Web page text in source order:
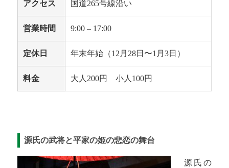
アクセス 国道265号線沿い
営業時間 9:00 – 17:00
定休日 年末年始（12月28日〜1月3日）
料金 大人200円 小人100円
源氏の武将と平家の姫の悲恋の舞台
源氏の